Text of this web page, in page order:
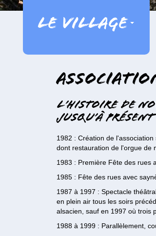
Le village
L’histoire de
jusqu’à présent
1982 : Création de l'association
dont restauration de l'orgue de
1983 : Première Fête des rues
1985 : Fête des rues avec
1987 à 1997 : Spectacle
en plein air tous les soirs
alsacien, sauf en 1997 où trois
1988 à 1999 : Parallèlement,